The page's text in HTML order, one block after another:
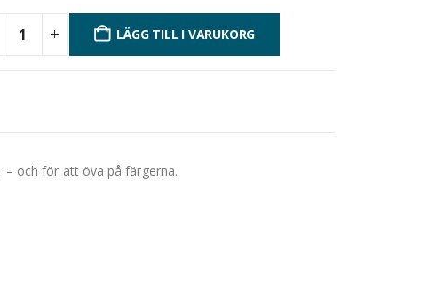
LÄGG TILL I VARUKORG
– och för att öva på färgerna.